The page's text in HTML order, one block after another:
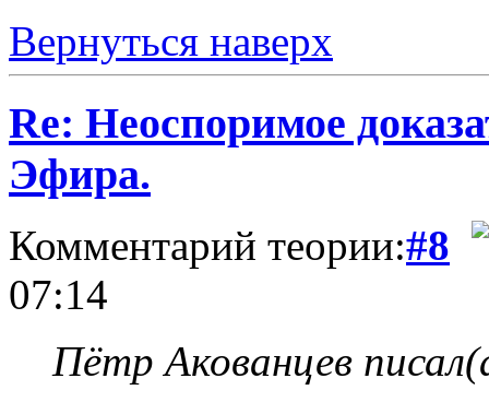
Вернуться наверх
Re: Неоспоримое
Эфира.
Комментарий теории:#8
07:14
Пётр Акованцев